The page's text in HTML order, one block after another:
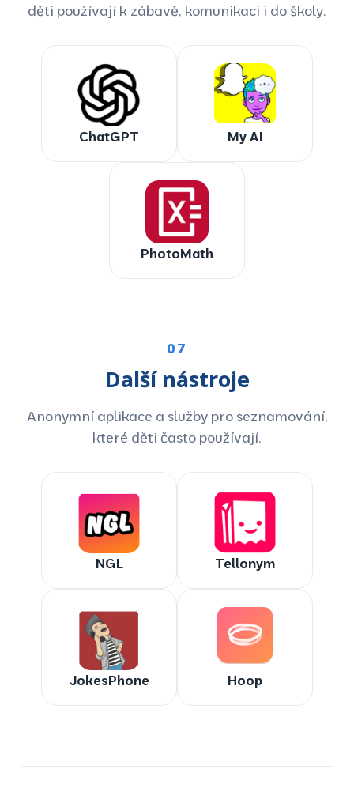
děti používají k zábavě, komunikaci i do školy.
ChatGPT My AI
PhotoMath
07
Další nástroje
Anonymní aplikace a služby pro seznamování,
které děti často používají.
NGL Tellonym
JokesPhone Hoop